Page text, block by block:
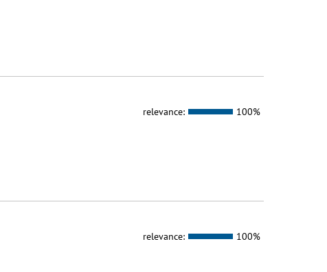
relevance: 100%
relevance: 100%